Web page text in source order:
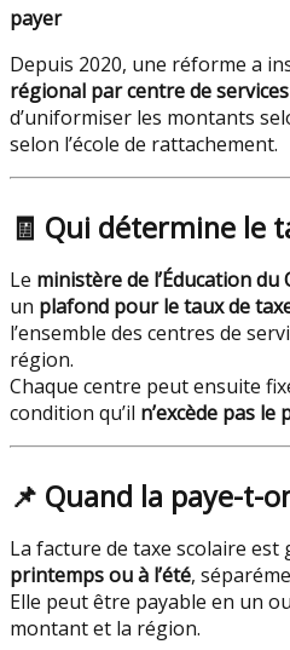
payer
Depuis 2020, une réforme a
régional par centre de
d’uniformiser les montants
selon l’école de rattachement.
🧾 Qui détermine le
Le ministère de l’Éducation du
un plafond pour le taux de
l’ensemble des centres de
région.
Chaque centre peut ensuite
condition qu’il n’excède pas
📌 Quand la paye-t-
La facture de taxe scolaire
printemps ou à l’été,
Elle peut être payable en un
montant et la région.